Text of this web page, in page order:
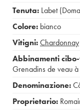
Tenuta: Labet
Colore: bianco
Vitigni:Chardonnay
Abbinamenti
Grenadins de veau
Denominazione:
Proprietario: